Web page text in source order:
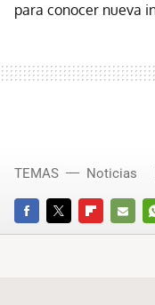
para conocer nueva
FACEBOOKTWITTERFLIPBOARD
E-
TEMAS Noticias